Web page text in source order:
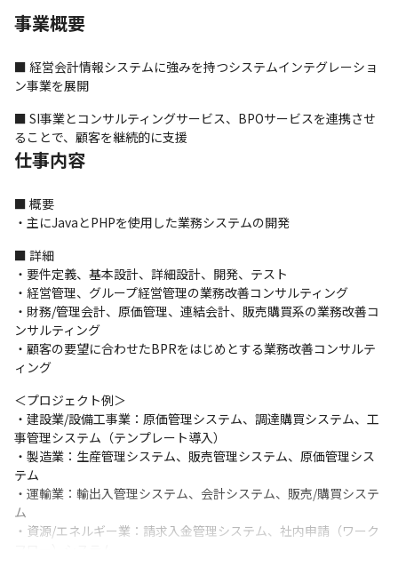
事業概要
■ 経営会計情報システムに強みを持つシステムインテグレーショ
ン事業を展開
■ SI事業とコンサルティングサービス、BPOサービスを連携させ
ることで、顧客を継続的に支援
仕事内容
■ 概要
・主にJavaとPHPを使用した業務システムの開発
■ 詳細
・要件定義、基本設計、詳細設計、開発、テスト
・経営管理、グループ経営管理の業務改善コンサルティング
・財務/管理会計、原価管理、連結会計、販売購買系の業務改善コ
ンサルティング
・顧客の要望に合わせたBPRをはじめとする業務改善コンサルテ
ィング
＜プロジェクト例＞
・建設業/設備工事業：原価管理システム、調達購買システム、工
事管理システム（テンプレート導入）
・製造業：生産管理システム、販売管理システム、原価管理シス
テム
・運輸業：輸出入管理システム、会計システム、販売/購買システ
ム
・資源/エネルギー業：請求入金管理システム、社内申請（ワーク